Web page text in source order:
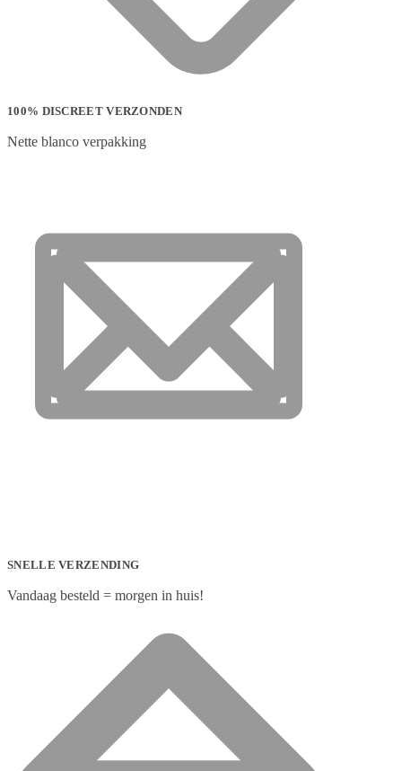
100% DISCREET VERZONDEN
Nette blanco verpakking
SNELLE VERZENDING
Vandaag besteld = morgen in huis!